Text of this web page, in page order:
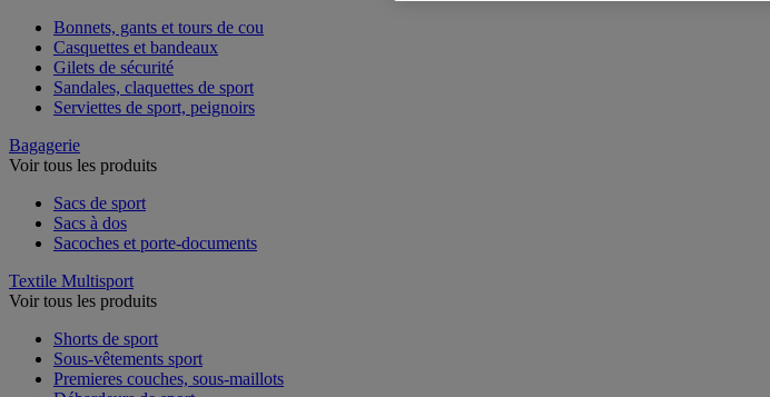
Bonnets, gants et tours de cou
Casquettes et bandeaux
Gilets de sécurité
Sandales, claquettes de sport
Serviettes de sport, peignoirs
Bagagerie
Voir tous les produits
Sacs de sport
Sacs à dos
Sacoches et porte-documents
Textile Multisport
Voir tous les produits
Shorts de sport
Sous-vêtements sport
Premieres couches, sous-maillots